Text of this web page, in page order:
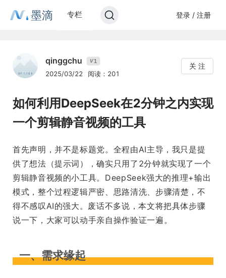
墨滴 专栏 登录 / 注册
qinggchu V1
2025/03/22 阅读：201
关 注
如何利用DeepSeek在2分钟之内实现
一个剪辑静音视频的工具
首先声明，并不是标题党。全程由AI主导，我只是提
供了想法（提示词），确实只用了2分钟就实现了一个
剪辑静音视频的小工具。DeepSeek强大的推理+输出
模式，整个过程逻辑严密、思路清洗、步骤清楚，不
得不感叹AI的强大。废话不多说，本文将把具体步骤
说一下，大家可以动手亲自操作验证一遍。
一、需求缘起